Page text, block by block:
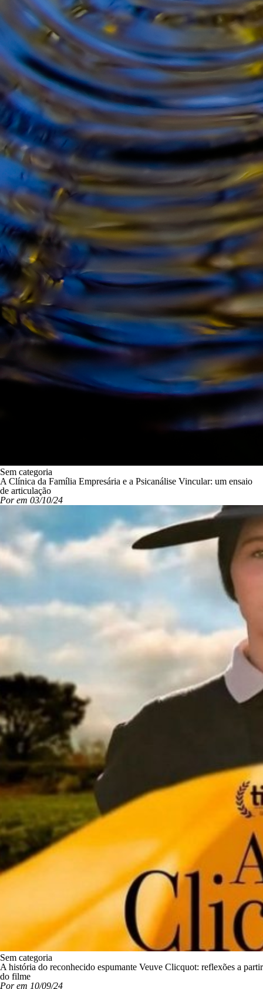
Sem categoria
A Clínica da Família Empresária e a Psicanálise Vincular: um ensaio
de articulação
Por em 03/10/24
Sem categoria
A história do reconhecido espumante Veuve Clicquot: reflexões a partir
do filme
Por em 10/09/24